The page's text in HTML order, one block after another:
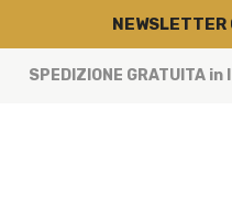
SPEDIZIONE GRATUITA in
NEWSLETTER